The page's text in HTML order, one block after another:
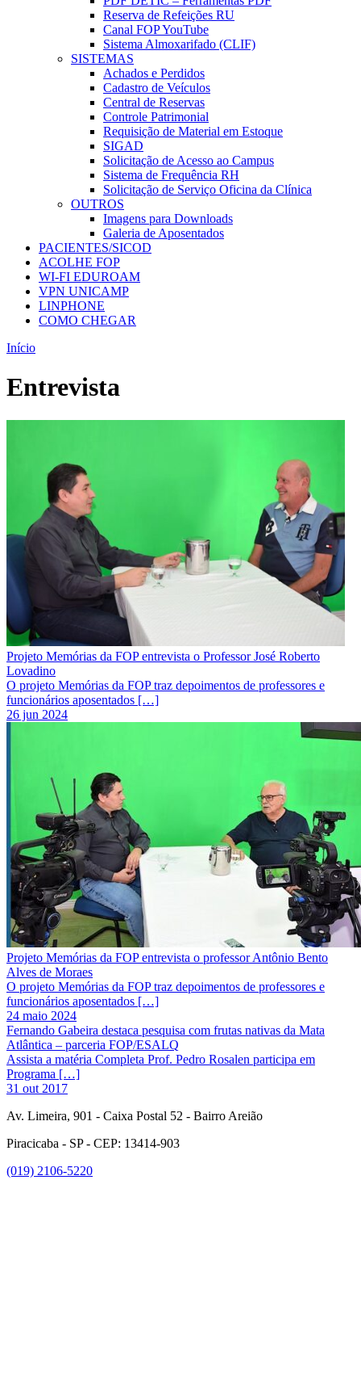
Reserva de Refeições RU
Canal FOP YouTube
Sistema Almoxarifado (CLIF)
SISTEMAS
Achados e Perdidos
Cadastro de Veículos
Central de Reservas
Controle Patrimonial
Requisição de Material em Estoque
SIGAD
Solicitação de Acesso ao Campus
Sistema de Frequência RH
Solicitação de Serviço Oficina da Clínica
OUTROS
Imagens para Downloads
Galeria de Aposentados
PACIENTES/SICOD
ACOLHE FOP
WI-FI EDUROAM
VPN UNICAMP
LINPHONE
COMO CHEGAR
Início
Entrevista
Projeto Memórias da FOP entrevista o Professor José Roberto
Lovadino
O projeto Memórias da FOP traz depoimentos de professores e
funcionários aposentados […]
26 jun 2024
Projeto Memórias da FOP entrevista o professor Antônio Bento
Alves de Moraes
O projeto Memórias da FOP traz depoimentos de professores e
funcionários aposentados […]
24 maio 2024
Fernando Gabeira destaca pesquisa com frutas nativas da Mata
Atlântica – parceria FOP/ESALQ
Assista a matéria Completa Prof. Pedro Rosalen participa em
Programa […]
31 out 2017
Av. Limeira, 901 - Caixa Postal 52 - Bairro Areião
Piracicaba - SP - CEP: 13414-903
(019) 2106-5220